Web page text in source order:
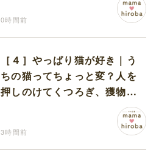
0時間前
［４］やっぱり猫が好き｜う
ちの猫ってちょっと変？人を
押しのけてくつろぎ、獲物に
も物怖じしない鋼のハート
3時間前